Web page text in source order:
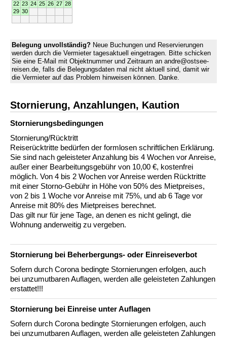
22 23 24 25 26 27 28
29 30
Belegung unvollständig? Neue Buchungen und Reservierungen
werden durch die Vermieter tagesaktuell eingetragen. Bitte schicken
Sie eine E-Mail mit Objektnummer und Zeitraum an andre@ostsee-
reisen.de, falls die Belegungsdaten mal nicht aktuell sind, damit wir
die Vermieter auf das Problem hinweisen können. Danke.
Stornierung, Anzahlungen, Kaution
Stornierungs­bedingungen
Stornierung/Rücktritt
Reiserücktritte bedürfen der formlosen schriftlichen Erklärung.
Sie sind nach geleisteter Anzahlung bis 4 Wochen vor Anreise,
außer einer Bearbeitungsgebühr von 10,00 €, kostenfrei
möglich. Von 4 bis 2 Wochen vor Anreise werden Rücktritte
mit einer Storno-Gebühr in Höhe von 50% des Mietpreises,
von 2 bis 1 Woche vor Anreise mit 75%, und ab 6 Tage vor
Anreise mit 80% des Mietpreises berechnet.
Das gilt nur für jene Tage, an denen es nicht gelingt, die
Wohnung anderweitig zu vergeben.
Stornierung bei Beherbergungs- oder Einreiseverbot
Sofern durch Corona bedingte Stornierungen erfolgen, auch
bei unzumutbaren Auflagen, werden alle geleisteten Zahlungen
erstattet!!!
Stornierung bei Einreise unter Auflagen
Sofern durch Corona bedingte Stornierungen erfolgen, auch
bei unzumutbaren Auflagen, werden alle geleisteten Zahlungen